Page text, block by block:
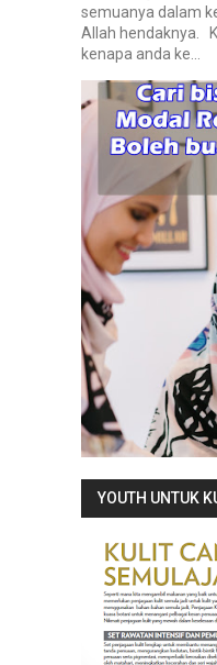
semuanya dalam
Allah hendaknya.
kenapa anda ke...
YOUTH UNTUK